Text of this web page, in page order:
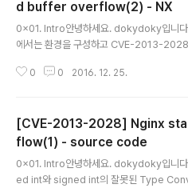
d buffer overflow(2) - NX
0x01. Intro안녕하세요. dokydoky입니다
에서는 환경을 구성하고 CVE-2013-2028
스플로잇을 하는지 알아보겠습니다. 바이너
우선 이번 포스팅에서는 NX만 걸려 있는
가 걸려있으면 Heap, Stack 영역에 실행권
코드를 바로 실행할 수 없습니다. 본문에서
은 아래와 같습니다.mitigation 확인 :
찾기 : pattern.pyROP gadget 확인 :
0 0 2016. 12. 25.
[CVE-2013-2028] Nginx
flow(1) - source code
0x01. Intro안녕하세요. dokydoky입니
ed int와 signed int의 잘못된 Type